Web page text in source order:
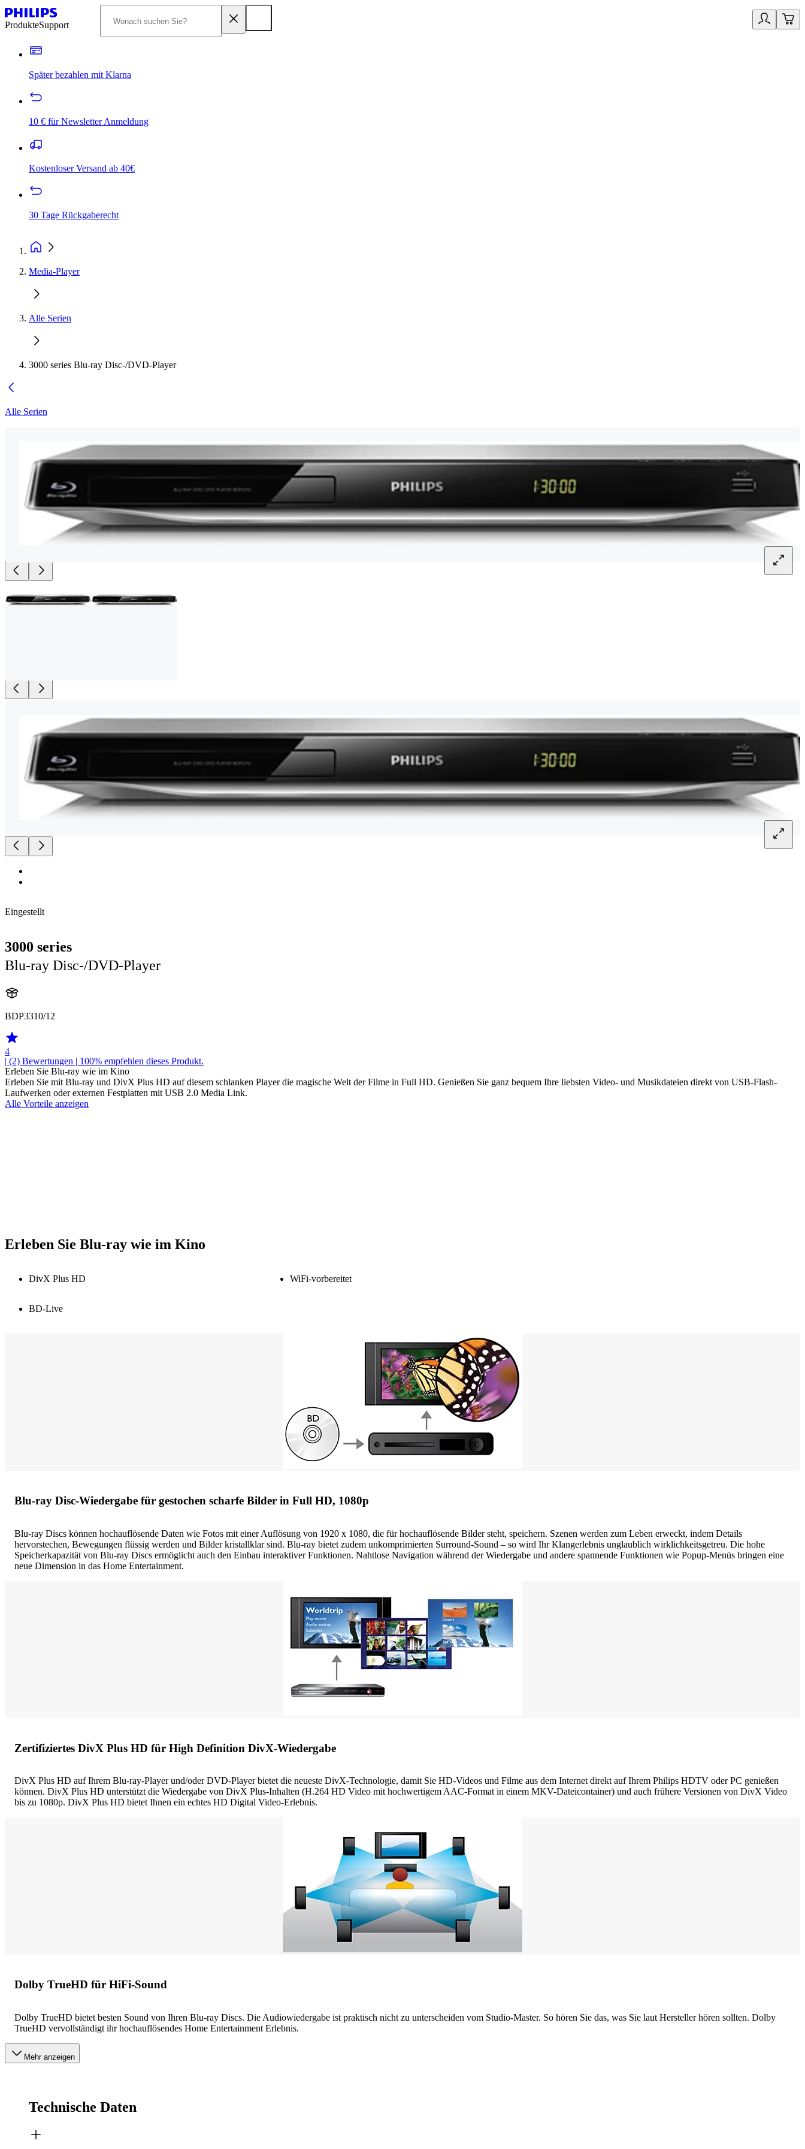
ProdukteSupport
Später bezahlen mit Klarna
10 € für Newsletter Anmeldung
Kostenloser Versand ab 40€
30 Tage Rückgaberecht
Media-Player
Alle Serien
3000 series Blu-ray Disc-/DVD-Player
Alle Serien
Eingestellt
3000 series
Blu-ray Disc-/DVD-Player
BDP3310/12
4
| (2) Bewertungen | 100% empfehlen dieses Produkt.
Erleben Sie Blu-ray wie im Kino
Erleben Sie mit Blu-ray und DivX Plus HD auf diesem schlanken Player die magische Welt der Filme in Full HD. Genießen Sie ganz bequem Ihre liebsten Video- und Musikdateien direkt von USB-Flash-
Laufwerken oder externen Festplatten mit USB 2.0 Media Link.
Alle Vorteile anzeigen
Erleben Sie Blu-ray wie im Kino
DivX Plus HD WiFi-vorbereitet
BD-Live
Blu-ray Disc-Wiedergabe für gestochen scharfe Bilder in Full HD, 1080p
Blu-ray Discs können hochauflösende Daten wie Fotos mit einer Auflösung von 1920 x 1080, die für hochauflösende Bilder steht, speichern. Szenen werden zum Leben erweckt, indem Details
hervorstechen, Bewegungen flüssig werden und Bilder kristallklar sind. Blu-ray bietet zudem unkomprimierten Surround-Sound – so wird Ihr Klangerlebnis unglaublich wirklichkeitsgetreu. Die hohe
Speicherkapazität von Blu-ray Discs ermöglicht auch den Einbau interaktiver Funktionen. Nahtlose Navigation während der Wiedergabe und andere spannende Funktionen wie Popup-Menüs bringen eine
neue Dimension in das Home Entertainment.
Zertifiziertes DivX Plus HD für High Definition DivX-Wiedergabe
DivX Plus HD auf Ihrem Blu-ray-Player und/oder DVD-Player bietet die neueste DivX-Technologie, damit Sie HD-Videos und Filme aus dem Internet direkt auf Ihrem Philips HDTV oder PC genießen
können. DivX Plus HD unterstützt die Wiedergabe von DivX Plus-Inhalten (H.264 HD Video mit hochwertigem AAC-Format in einem MKV-Dateicontainer) und auch frühere Versionen von DivX Video
bis zu 1080p. DivX Plus HD bietet Ihnen ein echtes HD Digital Video-Erlebnis.
Dolby TrueHD für HiFi-Sound
Dolby TrueHD bietet besten Sound von Ihren Blu-ray Discs. Die Audiowiedergabe ist praktisch nicht zu unterscheiden vom Studio-Master. So hören Sie das, was Sie laut Hersteller hören sollten. Dolby
TrueHD vervollständigt ihr hochauflösendes Home Entertainment Erlebnis.
Mehr anzeigen
Technische Daten